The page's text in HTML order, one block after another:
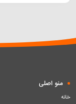
منو اصلی
خانه